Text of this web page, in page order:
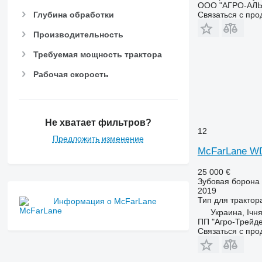
Глубина обработки
Производительность
Требуемая мощность трактора
Рабочая скорость
Не хватает фильтров?
Предложить изменение
Информация о McFarLane
ООО "АГРО-
Связаться с
12
McFarLane
25 000 €
Зубовая борона
2019
Тип для
Украина, Ічня
ПП "Агро-
Связаться с